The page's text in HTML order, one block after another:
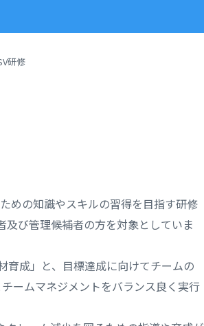
研修
めの知識やスキルの習得を目指す研修
び管理候補者の方を対象としていま
育成」と、目標達成に向けてチームの
ームマネジメントをバランス良く実行